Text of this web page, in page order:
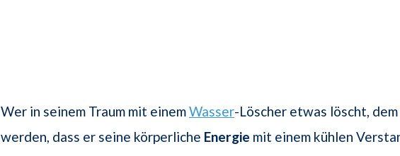
Wer in seinem Traum mit einemWasser-Löscher etwas löscht,
werden, dass er seine körperliche Energie mit einem kühlen